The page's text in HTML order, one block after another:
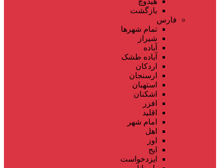
بازگشت
فارس
تمام شهر‌ها
شیراز
آباده
آباده طشک
اردکان
ارسنجان
استهبان
اشکنان
افزر
اقلید
امام شهر
اهل
اوز
ایج
ایزدخواست